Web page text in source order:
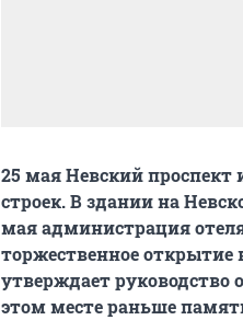
25 мая Невский
строек. В здании на
мая администрация
торжественное открытие
утверждает
этом месте раньше